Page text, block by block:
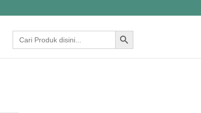
Search
for:
Search Button